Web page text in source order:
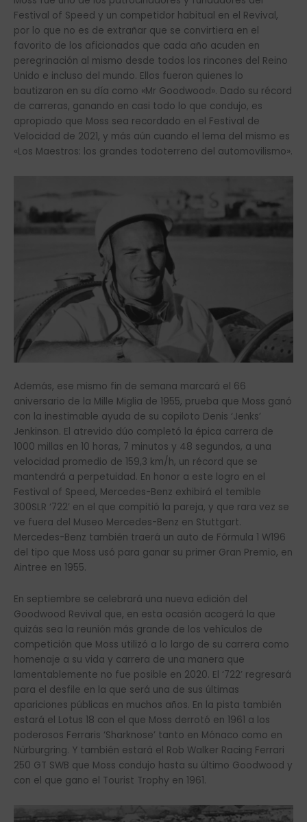
Festival of Speed ​​y un competidor habitual en el Revival,
por lo que no es de extrañar que se convirtiera en el
favorito de los aficionados que cada año acuden en
peregrinación al mismo desde todos los rincones del Reino
Unido e incluso del mundo. Ellos fueron quienes lo
bautizaron en su día como «Mr Goodwood». Dado su récord
de carreras, ganando en casi todo lo que condujo, es
apropiado que Moss sea recordado en el Festival de
Velocidad de 2021, y más aún cuando el lema del mismo es
«Los Maestros: los grandes todoterreno del automovilismo».
Además, ese mismo fin de semana marcará el 66
aniversario de la Mille Miglia de 1955, prueba que Moss ganó
con la inestimable ayuda de su copiloto Denis ‘Jenks’
Jenkinson. El atrevido dúo completó la épica carrera de
1000 millas en 10 horas, 7 minutos y 48 segundos, a una
velocidad promedio de 159,3 km/h, un récord que se
mantendrá a perpetuidad. En honor a este logro en el
Festival of Speed, Mercedes-Benz exhibirá el temible
300SLR ‘722’ en el que compitió la pareja, y que rara vez se
ve fuera del Museo Mercedes-Benz en Stuttgart.
Mercedes-Benz también traerá un auto de Fórmula 1 W196
del tipo que Moss usó para ganar su primer Gran Premio, en
Aintree en 1955.
En septiembre se celebrará una nueva edición del
Goodwood Revival que, en esta ocasión acogerá la que
quizás sea la reunión más grande de los vehículos de
competición que Moss utilizó a lo largo de su carrera como
homenaje a su vida y carrera de una manera que
lamentablemente no fue posible en 2020. El ‘722’ regresará
para el desfile en la que será una de sus últimas
apariciones públicas en muchos años. En la pista también
estará el Lotus 18 con el que Moss derrotó en 1961 a los
poderosos Ferraris ‘Sharknose’ tanto en Mónaco como en
Nürburgring. Y también estará el Rob Walker Racing Ferrari
250 GT SWB que Moss condujo hasta su último Goodwood y
con el que gano el Tourist Trophy en 1961.